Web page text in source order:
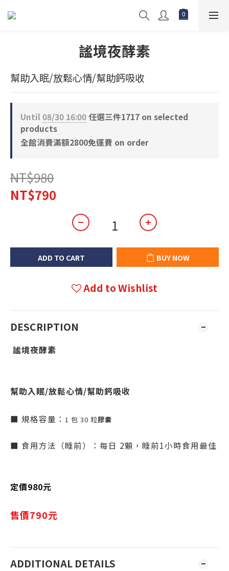
謐境夜酵素
幫助入眠/放鬆心情/幫助鈣吸收
Until 08/30 16:00任選三件1717 on selected
products
全館消費滿額2800免運費 on order
NT$980
NT$790
ADD TO CART BUY NOW
Add to Wishlist
DESCRIPTION
謐境夜酵素
幫助入眠/放鬆心情/幫助鈣吸收
■ 規格容量： 1 包 30 粒膠囊
■ 食用方法（睡前）：每日 2顆，睡前1小時食用最佳
定價980元
售價790元
ADDITIONAL DETAILS